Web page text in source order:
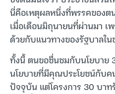
นี่คือเหตุผลหนึ่งที่พรรคของ
เมื่อเดือนมิถุนายนที่ผ่านมา เ
ด้วยกับแนวทางของรัฐบาลใ
ทั้งนี้ ตนขอชื่นชมกับนโยบาย
นโยบายที่มีคุณประโยชน์กับค
ปัจจุบัน แต่โครงการ 30 บา